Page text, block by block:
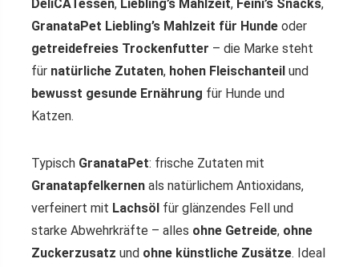
DeliCATessen, Liebling’s Mahlzeit, Feini’s Snacks,
GranataPet Liebling’s Mahlzeit für Hunde oder
getreidefreies Trockenfutter – die Marke steht
für natürliche Zutaten, hohen Fleischanteil und
bewusst gesunde Ernährung für Hunde und
Katzen.
Typisch GranataPet: frische Zutaten mit
Granatapfelkernen als natürlichem Antioxidans,
verfeinert mit Lachsöl für glänzendes Fell und
starke Abwehrkräfte – alles ohne Getreide, ohne
Zuckerzusatz und ohne künstliche Zusätze. Ideal